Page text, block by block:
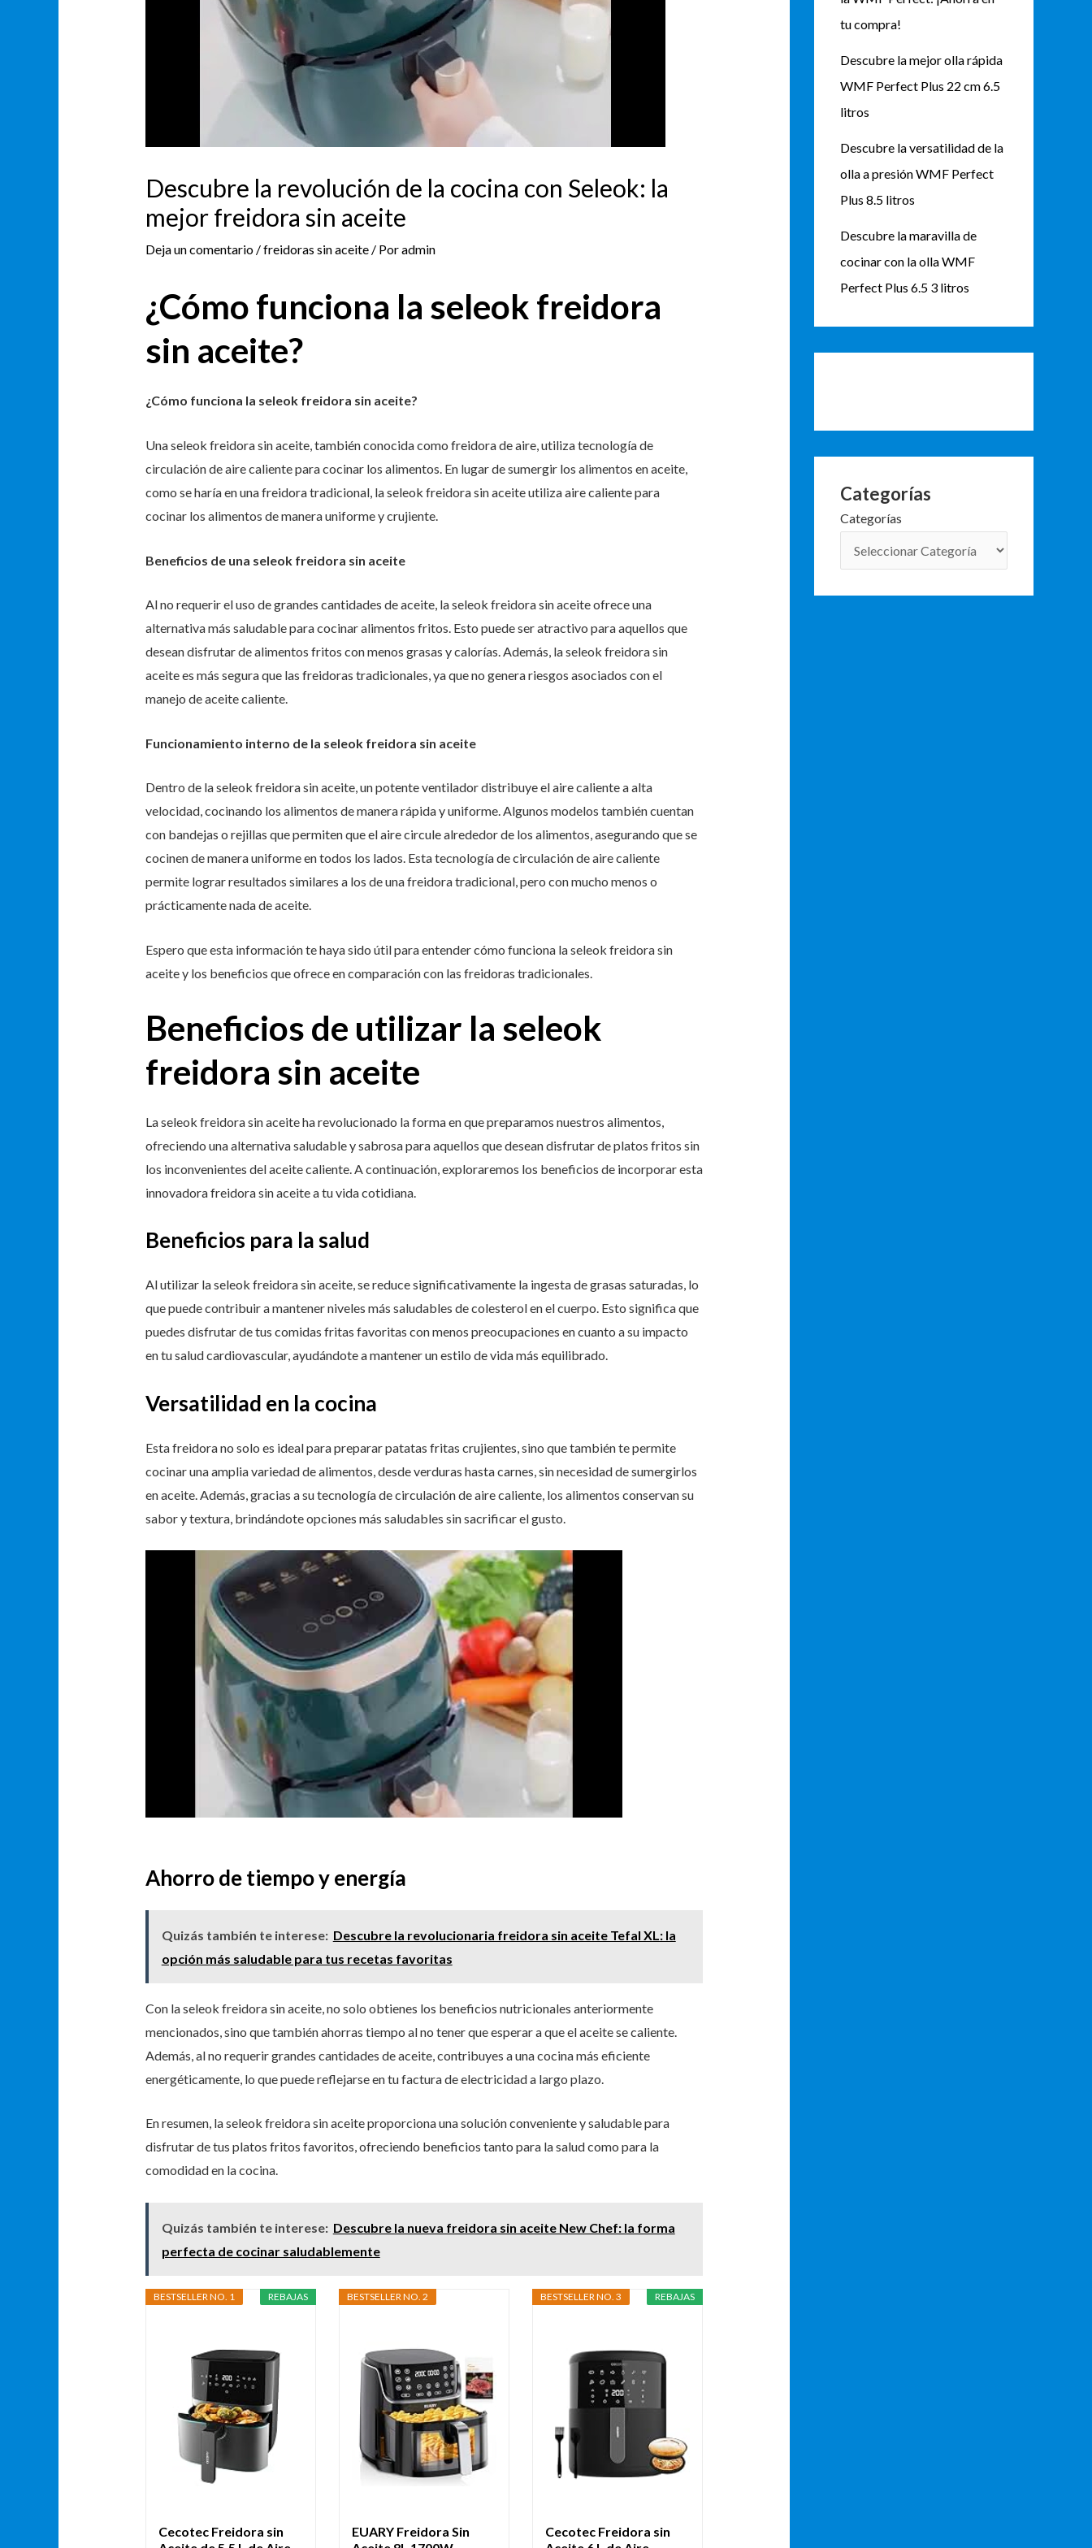
Descubre la revolución de la cocina con Seleok: la
mejor freidora sin aceite
Deja un comentario /freidoras sin aceite/ Poradmin
¿Cómo funciona la seleok freidora
sin aceite?
¿Cómo funciona la seleok freidora sin aceite?
Una seleok freidora sin aceite, también conocida como freidora de aire, utiliza tecnología de
circulación de aire caliente para cocinar los alimentos. En lugar de sumergir los alimentos en aceite,
como se haría en una freidora tradicional, la seleok freidora sin aceite utiliza aire caliente para
cocinar los alimentos de manera uniforme y crujiente.
Beneficios de una seleok freidora sin aceite
Al no requerir el uso de grandes cantidades de aceite, la seleok freidora sin aceite ofrece una
alternativa más saludable para cocinar alimentos fritos. Esto puede ser atractivo para aquellos que
desean disfrutar de alimentos fritos con menos grasas y calorías. Además, la seleok freidora sin
aceite es más segura que las freidoras tradicionales, ya que no genera riesgos asociados con el
manejo de aceite caliente.
Funcionamiento interno de la seleok freidora sin aceite
Dentro de la seleok freidora sin aceite, un potente ventilador distribuye el aire caliente a alta
velocidad, cocinando los alimentos de manera rápida y uniforme. Algunos modelos también cuentan
con bandejas o rejillas que permiten que el aire circule alrededor de los alimentos, asegurando que se
cocinen de manera uniforme en todos los lados. Esta tecnología de circulación de aire caliente
permite lograr resultados similares a los de una freidora tradicional, pero con mucho menos o
prácticamente nada de aceite.
Espero que esta información te haya sido útil para entender cómo funciona la seleok freidora sin
aceite y los beneficios que ofrece en comparación con las freidoras tradicionales.
Beneficios de utilizar la seleok
freidora sin aceite
La seleok freidora sin aceite ha revolucionado la forma en que preparamos nuestros alimentos,
ofreciendo una alternativa saludable y sabrosa para aquellos que desean disfrutar de platos fritos sin
los inconvenientes del aceite caliente. A continuación, exploraremos los beneficios de incorporar esta
innovadora freidora sin aceite a tu vida cotidiana.
Beneficios para la salud
Al utilizar la seleok freidora sin aceite, se reduce significativamente la ingesta de grasas saturadas, lo
que puede contribuir a mantener niveles más saludables de colesterol en el cuerpo. Esto significa que
puedes disfrutar de tus comidas fritas favoritas con menos preocupaciones en cuanto a su impacto
en tu salud cardiovascular, ayudándote a mantener un estilo de vida más equilibrado.
Versatilidad en la cocina
Esta freidora no solo es ideal para preparar patatas fritas crujientes, sino que también te permite
cocinar una amplia variedad de alimentos, desde verduras hasta carnes, sin necesidad de sumergirlos
en aceite. Además, gracias a su tecnología de circulación de aire caliente, los alimentos conservan su
sabor y textura, brindándote opciones más saludables sin sacrificar el gusto.
Ahorro de tiempo y energía
Quizás también te interese: Descubre la revolucionaria freidora sin aceite Tefal XL: la
opción más saludable para tus recetas favoritas
Con la seleok freidora sin aceite, no solo obtienes los beneficios nutricionales anteriormente
mencionados, sino que también ahorras tiempo al no tener que esperar a que el aceite se caliente.
Además, al no requerir grandes cantidades de aceite, contribuyes a una cocina más eficiente
energéticamente, lo que puede reflejarse en tu factura de electricidad a largo plazo.
En resumen, la seleok freidora sin aceite proporciona una solución conveniente y saludable para
disfrutar de tus platos fritos favoritos, ofreciendo beneficios tanto para la salud como para la
comodidad en la cocina.
Quizás también te interese: Descubre la nueva freidora sin aceite New Chef: la forma
perfecta de cocinar saludablemente
REBAJAS
BESTSELLER NO. 1
Cecotec Freidora sin
BESTSELLER NO. 2
EUARY Freidora Sin
REBAJAS
BESTSELLER NO. 3
Cecotec Freidora sin
tu compra!
Descubre la mejor olla rápida
WMF Perfect Plus 22 cm 6.5
litros
Descubre la versatilidad de la
olla a presión WMF Perfect
Plus 8.5 litros
Descubre la maravilla de
cocinar con la olla WMF
Perfect Plus 6.5 3 litros
Categorías
Categorías